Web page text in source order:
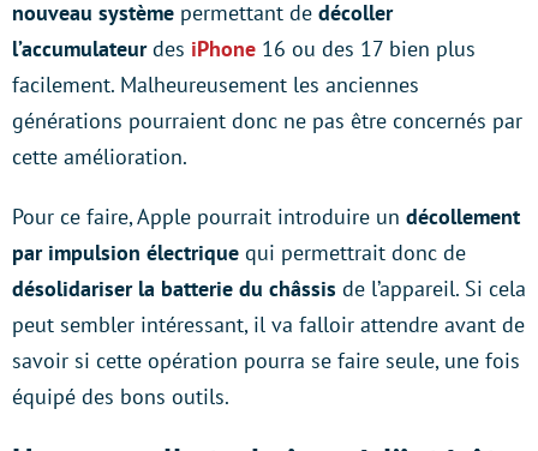
nouveau système permettant de décoller
l’accumulateurdes iPhone 16 ou des 17 bien plus
facilement. Malheureusement les anciennes
générations pourraient donc ne pas être concernés par
cette amélioration.
Pour ce faire, Apple pourrait introduire un décollement
par impulsion électrique qui permettrait donc de
désolidariser la batterie du châssis de l’appareil. Si cela
peut sembler intéressant, il va falloir attendre avant de
savoir si cette opération pourra se faire seule, une fois
équipé des bons outils.